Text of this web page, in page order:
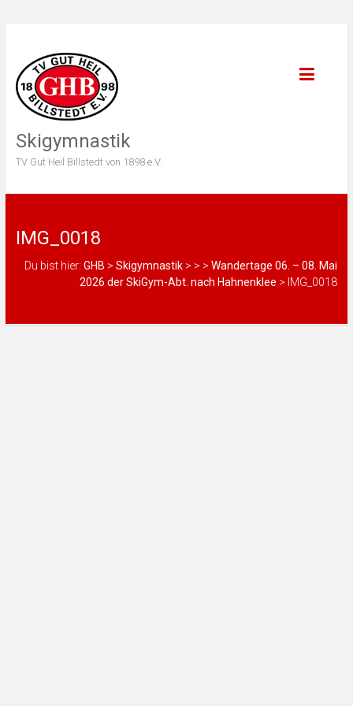
Skigymnastik
TV Gut Heil Billstedt von 1898 e.V.
IMG_0018
Du bist hier: GHB >Skigymnastik > > >Wandertage 06. – 08. Mai
2026 der SkiGym-Abt. nach Hahnenklee > IMG_0018